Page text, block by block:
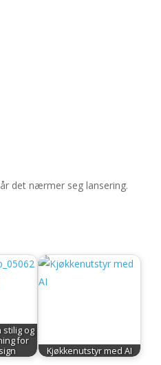
det nærmer seg lansering.
stilig og
for
Kjøkkenutstyr med AI